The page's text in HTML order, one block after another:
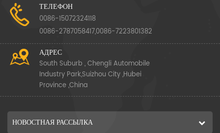
ТЕЛЕФОН
0086-15072324118
0086-2787058417,0086-7223801382
АДРЕС
South Suburb , Chengli Automobile
Industry Park,Suizhou City ,Hubei
Province ,China
НОВОСТНАЯ РАССЫЛКА